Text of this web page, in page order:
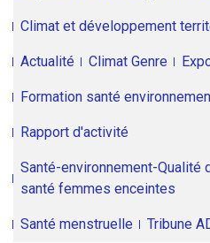
Climat et développement
Actualité Climat Genre
Formation santé
Rapport d'activité
Santé-environnement-Qualité
santé femmes enceintes
Santé menstruelle Tribune